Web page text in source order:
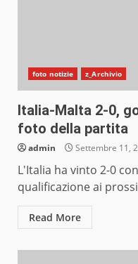
foto notizie z_Archivio
Italia-Malta 2-0,
foto della partita
admin Settembre 11,
L'Italia ha vinto 2-0
qualificazione ai
Read More